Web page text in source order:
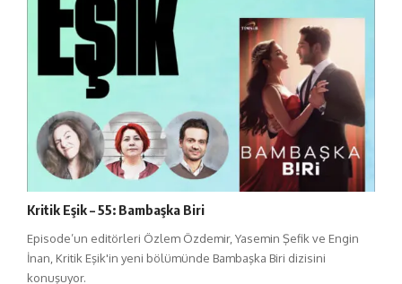
Kritik Eşik – 55: Bambaşka Biri
Episode’un editörleri Özlem Özdemir, Yasemin Şefik ve Engin
İnan, Kritik Eşik'in yeni bölümünde Bambaşka Biri dizisini
konuşuyor.